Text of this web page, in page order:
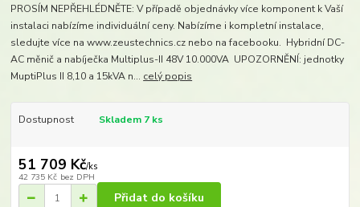
PROSÍM NEPŘEHLÉDNĚTE: V případě objednávky více komponent k Vaší
instalaci nabízíme individuální ceny. Nabízíme i kompletní instalace,
sledujte více na www.zeustechnics.cz nebo na facebooku. Hybridní DC-
AC měnič a nabíječka Multiplus-II 48V 10.000VA UPOZORNĚNÍ: jednotky
MuptiPlus II 8,10 a 15kVA n... celý popis
Dostupnost Skladem 7 ks
51 709 Kč/ks
42 735 Kč bez DPH
Přidat do košíku